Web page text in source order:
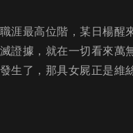
涯最高位階，某日楊
證據，就在一切看來
生了，那具女屍正是維